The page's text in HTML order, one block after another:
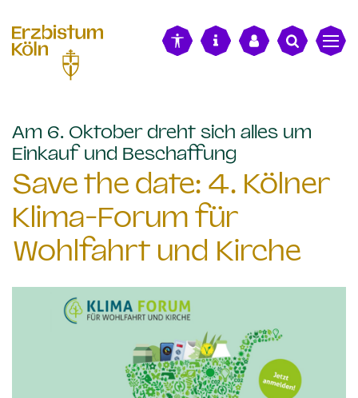
Am 6. Oktober dreht sich alles um
Einkauf und Beschaffung
Save the date: 4. Kölner
Klima-Forum für
Wohlfahrt und Kirche